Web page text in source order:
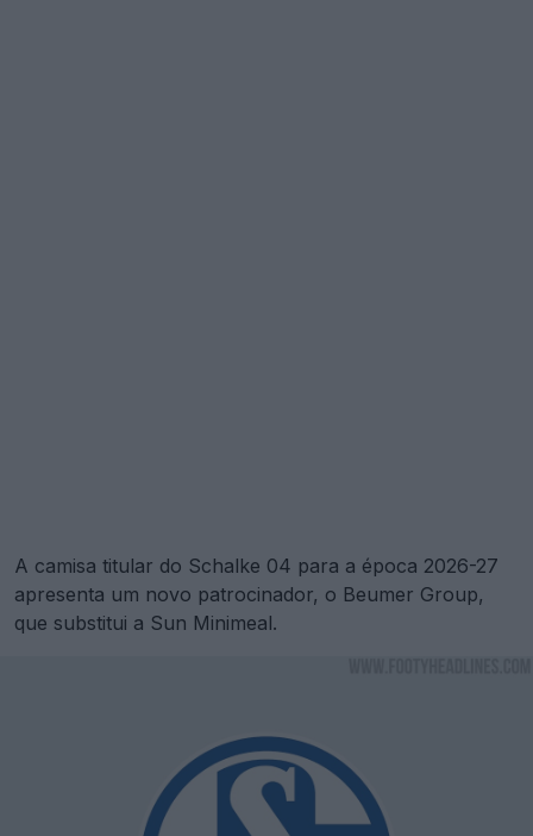
A camisa titular do Schalke 04 para a época 2026-27
apresenta um novo patrocinador, o Beumer Group,
que substitui a Sun Minimeal.